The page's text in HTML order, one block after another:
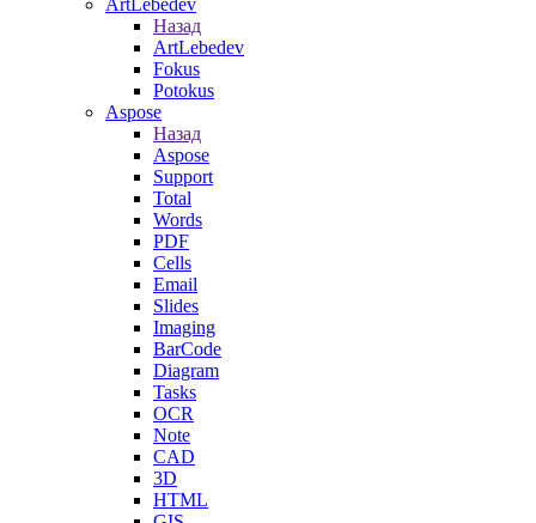
ArtLebedev
Назад
ArtLebedev
Fokus
Potokus
Aspose
Назад
Aspose
Support
Total
Words
PDF
Cells
Email
Slides
Imaging
BarCode
Diagram
Tasks
OCR
Note
CAD
3D
HTML